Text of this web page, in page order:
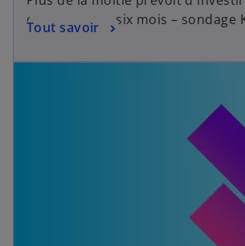
domaine d'ici six mois – sondage
Tout savoir